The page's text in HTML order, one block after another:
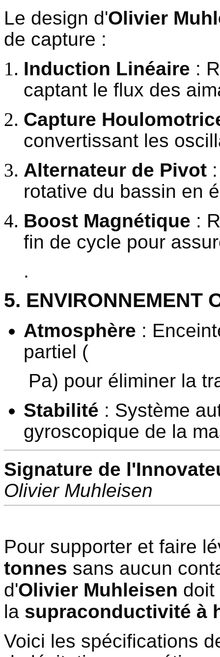
Le design d'Olivier
de capture :
Induction Linéaire :
captant le flux des
Capture
convertissant les
Alternateur de Pivot
rotative du bassin en
Boost Magnétique :
fin de cycle pour
.
5. ENVIRONNEMENT
Atmosphère :
partiel (
Pa) pour éliminer la
Stabilité : Système
gyroscopique de la
Signature de
Olivier Muhleisen
Pour supporter et faire
tonnes sans aucun
d'Olivier Muhleisen doit
la supraconductivité à
Voici les spécifications